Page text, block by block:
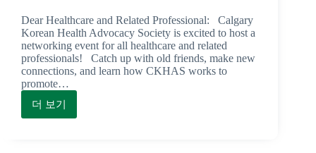
Workshop)
Dear Healthcare and Related Professional: Calgary
Korean Health Advocacy Society is excited to host a
networking event for all healthcare and related
professionals! Catch up with old friends, make new
connections, and learn how CKHAS works to
promote…
더 보기
CKHAS